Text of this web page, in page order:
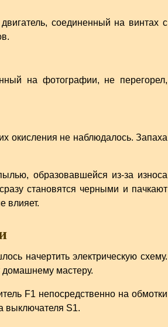
соединенный на винтах с
на фотографии, не перегорел,
окисления не наблюдалось. Запаха
образовавшейся из-за износа
становятся черными и пачкают
влияет.
начертить электрическую схему.
домашнему мастеру.
F1 непосредственно на обмотки
выключателя S1.